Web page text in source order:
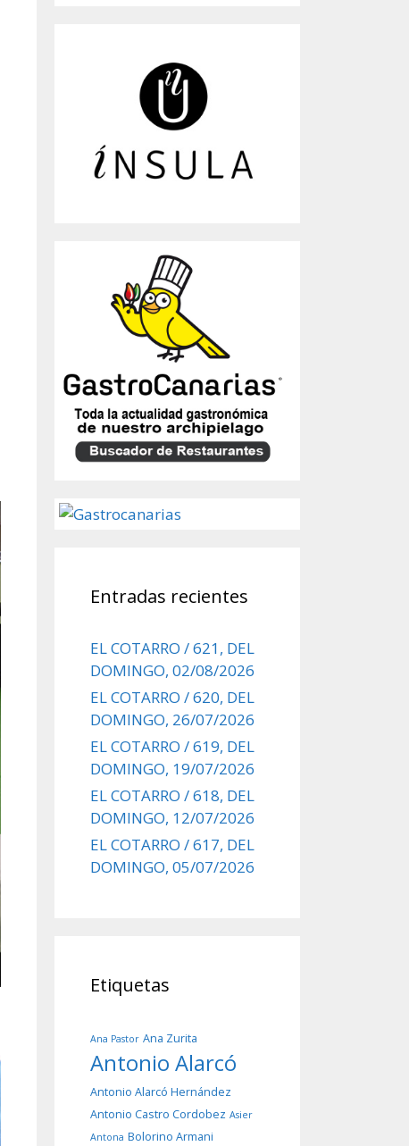
Entradas recientes
EL COTARRO / 621, DEL
DOMINGO, 02/08/2026
EL COTARRO / 620, DEL
DOMINGO, 26/07/2026
EL COTARRO / 619, DEL
DOMINGO, 19/07/2026
EL COTARRO / 618, DEL
DOMINGO, 12/07/2026
EL COTARRO / 617, DEL
DOMINGO, 05/07/2026
Etiquetas
Ana Pastor Ana Zurita
Antonio Alarcó
Antonio Alarcó Hernández
Antonio Castro Cordobez Asier
Antona Bolorino Armani